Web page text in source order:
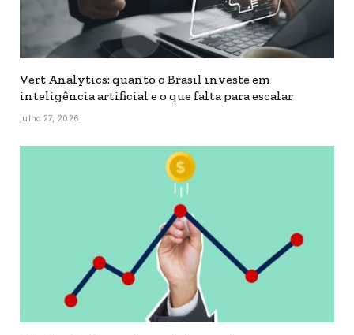
Vert Analytics: quanto o Brasil investe em
inteligência artificial e o que falta para escalar
julho 27, 2026